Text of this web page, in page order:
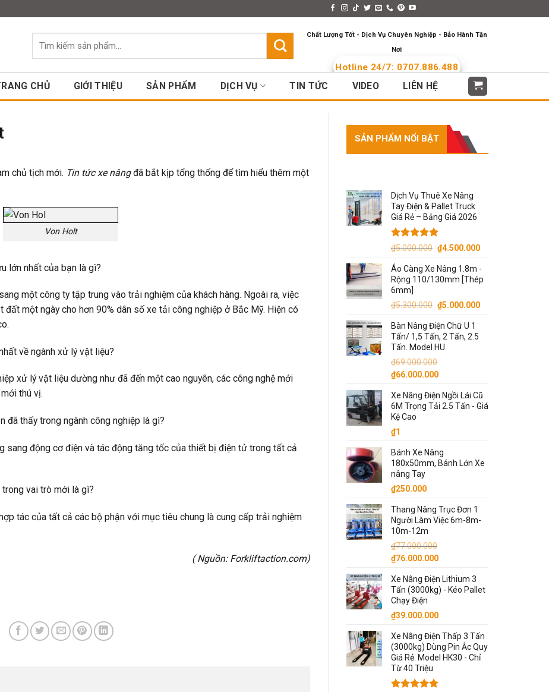
Tìm
Chất Lượng Tốt - Dịch Vụ Chuyên Nghiệp - Bảo Hành Tận
Nơi
Hotline 24/7: 0707.886.488
CHỦ GIỚI THIỆU SẢN PHẨM DỊCH VỤ TIN TỨC VIDEO LIÊN HỆ
chủ tịch mới. Tin tức xe nângđã bắt kịp tổng thống để tìm hiểu thêm một
Von Holt
lớn nhất của bạn là gì?
một công ty tập trung vào trải nghiệm của khách hàng. Ngoài ra, việc
đất một ngày cho hơn 90% dân số xe tải công nghiệp ở Bắc Mỹ. Hiện có
về ngành xử lý vật liệu?
xử lý vật liệu dường như đã đến một cao nguyên, các công nghệ mới
thú vị.
đã thấy trong ngành công nghiệp là gì?
sang động cơ điện và tác động tăng tốc của thiết bị điện tử trong tất cả
vai trò mới là gì?
tác của tất cả các bộ phận với mục tiêu chung là cung cấp trải nghiệm
( Nguồn: Forkliftaction.com)
SẢN PHẨM NỔI BẬT
Dịch Vụ Thuê Xe Nâng
Tay Điện & Pallet Truck
Giá Rẻ – Bảng Giá 2026
Được xếp
5 sao
₫5.000.000 Giá
là:
₫5.000.000.
₫4.500.000Giá
tại
là:
Áo Càng Xe Nâng 1.8m -
Rộng 110/130mm [Thép
6mm]
₫5.300.000 Giá
là:
₫5.300.000.
₫5.000.000Giá
Bàn Nâng Điện Chữ U 1
Tấn/ 1,5 Tấn, 2 Tấn, 2.5
Tấn. Model HU
₫69.000.000
Giá
là:
₫69.000.000.
₫66.000.000Giá
tại
là:
Xe Nâng Điện Ngồi Lái Cũ
6M Trọng Tải 2.5 Tấn - Giá
Kệ Cao
₫1
Bánh Xe Nâng
180x50mm, Bánh Lớn Xe
nâng Tay
₫250.000
Thang Nâng Trục Đơn 1
Người Làm Việc 6m-8m-
10m-12m
₫77.000.000
Giá
là:
₫77.000.000.
₫76.000.000Giá
tại
là:
Xe Nâng Điện Lithium 3
Tấn (3000kg) - Kéo Pallet
Chạy Điện
₫39.000.000
Xe Nâng Điện Thấp 3 Tấn
(3000kg) Dùng Pin Ắc Quy
Giá Rẻ. Model HK30 - Chỉ
Từ 40 Triệu